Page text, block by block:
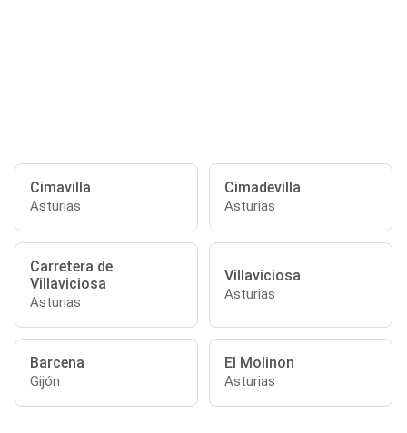
Cimavilla
Asturias
Cimadevilla
Asturias
Carretera de
Villaviciosa
Asturias
Villaviciosa
Asturias
Barcena
Gijón
El Molinon
Asturias